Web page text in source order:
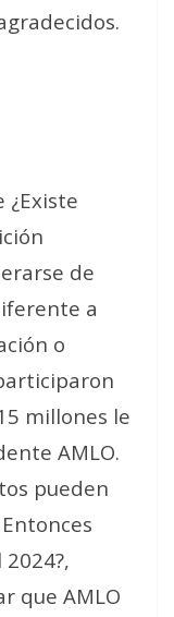
de
a
o
millones le
AMLO.
pueden
que AMLO